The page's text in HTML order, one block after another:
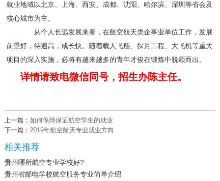
就业地域以北京、上海、西安、成都、沈阳、哈尔滨、深圳等省会及
核心城市为主。
从个人长远发展来看，在航空航天类企事业单位工作，发展
前景好，待遇高，成长快。随着载人飞船、探月工程、大飞机等重大
项目的深入实施，必将有越来越多的青年才俊在锻炼中脱颖而出。
详情请致电微信同号，招生办陈主任。
上一篇： 如何保障保证航空学生的就业
下一篇： 2019年航空航天专业就业方向
相关推荐
贵州哪所航空专业学校好?
贵州省邮电学校航空服务专业简单介绍